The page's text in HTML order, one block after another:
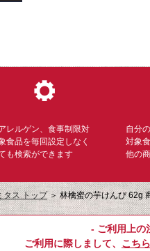
レルゲン、食事制限対
食品を毎回設定しなく
も検索ができます
自分
対象
他の
タス トップ＞林檎蜜の芋けんぴ 62g
- ご利用上の
ご利用に際しまして、 こちら